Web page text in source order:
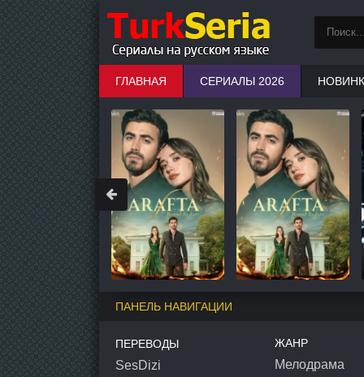
ПАНЕЛЬ НАВИГАЦИИ
ПЕРЕВОДЫ
SesDizi
ЖАНР
Мелодрама
ГЛАВНАЯ СЕРИАЛЫ 2026